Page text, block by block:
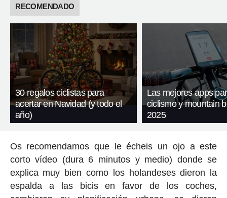
RECOMENDADO
30 regalos ciclistas para
acertar en Navidad (y todo el
año)
Las mejores apps
ciclismo y mountain
2025
Os recomendamos que le écheis un ojo a este
corto vídeo (dura 6 minutos y medio) donde se
explica muy bien como los holandeses dieron la
espalda a las bicis en favor de los coches,